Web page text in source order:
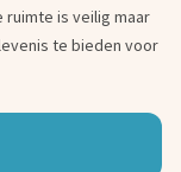
ruimte is veilig maar
te bieden voor